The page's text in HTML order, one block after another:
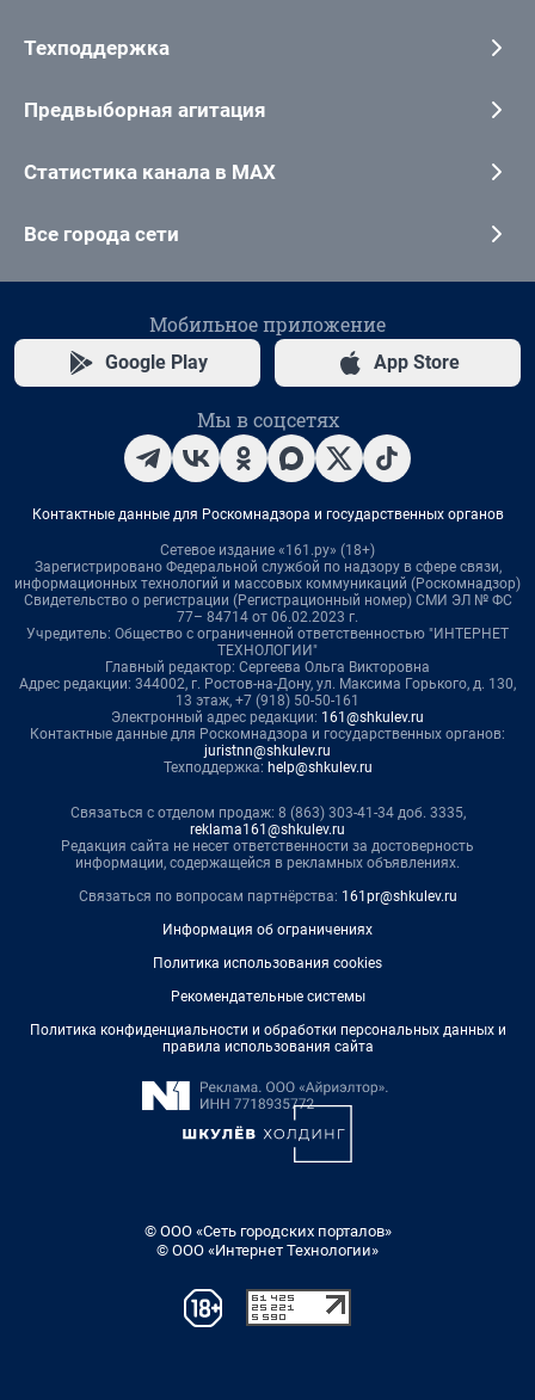
Техподдержка
Предвыборная агитация
Статистика канала в MAX
Все города сети
Мобильное приложение
Google Play App Store
Мы в соцсетях
Контактные данные для Роскомнадзора и государственных органов
Сетевое издание «161.ру» (18+)
Зарегистрировано Федеральной службой по надзору в сфере связи,
информационных технологий и массовых коммуникаций (Роскомнадзор)
Свидетельство о регистрации (Регистрационный номер) СМИ ЭЛ № ФС
77– 84714 от 06.02.2023 г.
Учредитель: Общество с ограниченной ответственностью "ИНТЕРНЕТ
ТЕХНОЛОГИИ"
Главный редактор: Сергеева Ольга Викторовна
Адрес редакции: 344002, г. Ростов-на-Дону, ул. Максима Горького, д. 130,
13 этаж, +7 (918) 50-50-161
Электронный адрес редакции: 161@shkulev.ru
Контактные данные для Роскомнадзора и государственных органов:
juristnn@shkulev.ru
Техподдержка: help@shkulev.ru
Связаться с отделом продаж: 8 (863) 303-41-34 доб. 3335,
reklama161@shkulev.ru
Редакция сайта не несет ответственности за достоверность
информации, содержащейся в рекламных объявлениях.
Связаться по вопросам партнёрства: 161pr@shkulev.ru
Информация об ограничениях
Политика использования cookies
Рекомендательные системы
Политика конфиденциальности и обработки персональных данных и
правила использования сайта
© ООО «Сеть городских порталов»
© ООО «Интернет Технологии»